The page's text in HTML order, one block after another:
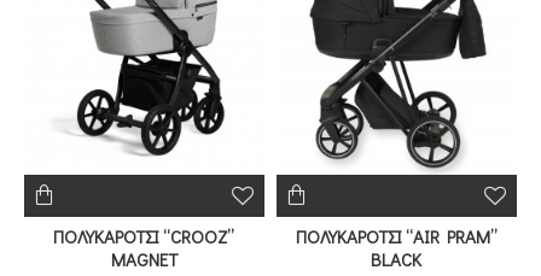
ΠΟΛΥΚΑΡΟΤΣΙ “CROOZ”
MAGNET
ΠΟΛΥΚΑΡΟΤΣΙ “AIR PRAM”
BLACK